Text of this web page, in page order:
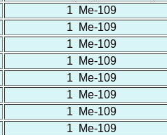
1 Ме-109
1 Ме-109
1 Ме-109
1 Ме-109
1 Ме-109
1 Ме-109
1 Ме-109
1 Ме-109